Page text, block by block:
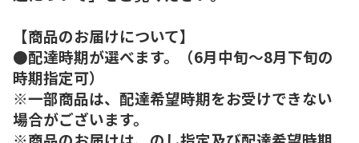
【商品のお届けについて】
●配達時期が選べます。（6月中旬～8月下旬の
時期指定可）
※一部商品は、配達希望時期をお受けできない
場合がございます。